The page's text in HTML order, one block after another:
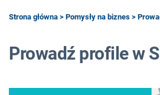
ZALOGUJ
Strona główna > Pomysły na biznes >
Prowadź profile w